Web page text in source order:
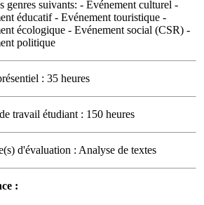
genres suivants: - Evénement culturel -
éducatif - Evénement touristique -
écologique - Evénement social (CSR) -
politique
: 35 heures
travail étudiant : 150 heures
d'évaluation : Analyse de textes
: